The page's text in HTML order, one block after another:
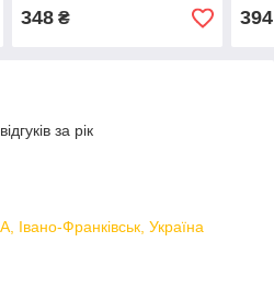
348₴ 394
за рік
Івано-Франківськ, Україна